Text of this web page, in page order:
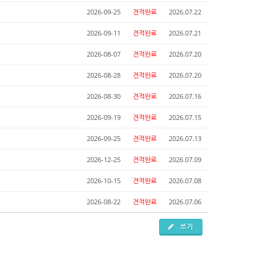
2026-09-25 견적완료 2026.07.22
2026-09-11 견적완료 2026.07.21
2026-08-07 견적완료 2026.07.20
2026-08-28 견적완료 2026.07.20
2026-08-30 견적완료 2026.07.16
2026-09-19 견적완료 2026.07.15
2026-09-25 견적완료 2026.07.13
2026-12-25 견적완료 2026.07.09
2026-10-15 견적완료 2026.07.08
2026-08-22 견적완료 2026.07.06
쓰기